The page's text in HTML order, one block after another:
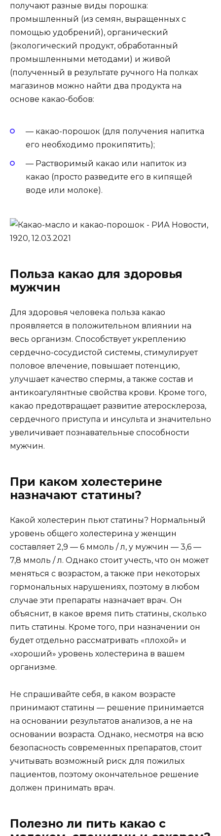
получают разные виды порошка:
промышленный (из семян, выращенных с
помощью удобрений), органический
(экологический продукт, обработанный
промышленными методами) и живой
(полученный в результате ручного На полках
магазинов можно найти два продукта на
основе какао-бобов:
— какао-порошок (для получения напитка
его необходимо прокипятить);
— Растворимый какао или напиток из
какао (просто разведите его в кипящей
воде или молоке).
Польза какао для здоровья
мужчин
Для здоровья человека польза какао
проявляется в положительном влиянии на
весь организм. Способствует укреплению
сердечно-сосудистой системы, стимулирует
половое влечение, повышает потенцию,
улучшает качество спермы, а также состав и
антикоагулянтные свойства крови. Кроме того,
какао предотвращает развитие атеросклероза,
сердечного приступа и инсульта и значительно
увеличивает познавательные способности
мужчин.
При каком холестерине
назначают статины?
Какой холестерин пьют статины? Нормальный
уровень общего холестерина у женщин
составляет 2,9 — 6 ммоль / л, у мужчин — 3,6 —
7,8 ммоль / л. Однако стоит учесть, что он может
меняться с возрастом, а также при некоторых
гормональных нарушениях, поэтому в любом
случае эти препараты назначает врач. Он
объяснит, в какое время пить статины, сколько
пить статины. Кроме того, при назначении он
будет отдельно рассматривать «плохой» и
«хороший» уровень холестерина в вашем
организме.
Не спрашивайте себя, в каком возрасте
принимают статины — решение принимается
на основании результатов анализов, а не на
основании возраста. Однако, несмотря на всю
безопасность современных препаратов, стоит
учитывать возможный риск для пожилых
пациентов, поэтому окончательное решение
должен принимать врач.
Полезно ли пить какао с